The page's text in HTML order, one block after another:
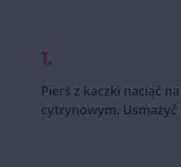
1.
Pierś z kaczki naciąć
cytrynowym. Usmażyć